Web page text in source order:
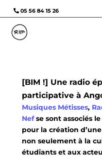
05 56 84 15 26
[BIM !] Une radio
participative à
Musiques Métisses,
Nefse sont associés
pour la création
non seulement à la
étudiants et aux